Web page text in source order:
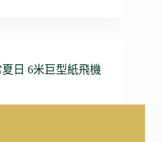
日 6米巨型紙飛機